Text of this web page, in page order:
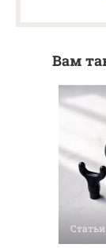
Вам
Статьи